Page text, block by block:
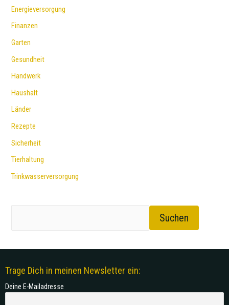
Energieversorgung
Finanzen
Garten
Gesundheit
Handwerk
Haushalt
Länder
Rezepte
Sicherheit
Tierhaltung
Trinkwasserversorgung
Suchen
Trage Dich in meinen Newsletter ein:
Deine E-Mailadresse